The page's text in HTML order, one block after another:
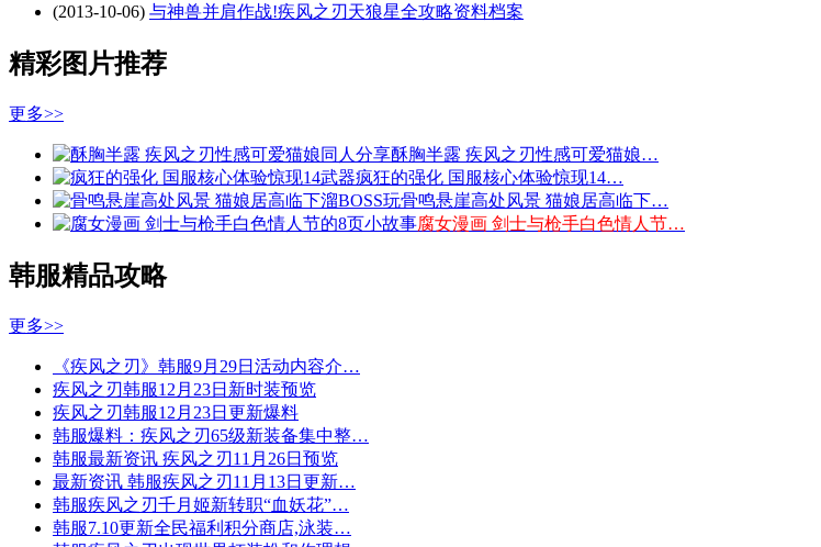
(2013-10-06) 与神兽并肩作战!疾风之刃天狼星全攻略资料档案
精彩图片推荐
更多>>
酥胸半露 疾风之刃性感可爱猫娘…
疯狂的强化 国服核心体验惊现14…
骨鸣悬崖高处风景 猫娘居高临下…
腐女漫画 剑士与枪手白色情人节…
韩服精品攻略
更多>>
《疾风之刃》韩服9月29日活动内容介…
疾风之刃韩服12月23日新时装预览
疾风之刃韩服12月23日更新爆料
韩服爆料：疾风之刃65级新装备集中整…
韩服最新资讯 疾风之刃11月26日预览
最新资讯 韩服疾风之刃11月13日更新…
韩服疾风之刃千月姬新转职“血妖花”…
韩服7.10更新全民福利积分商店,泳装…